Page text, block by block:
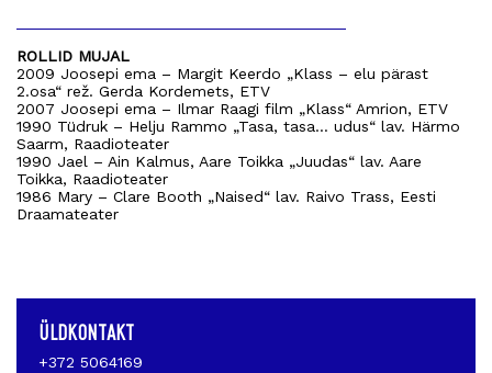
ROLLID MUJAL
2009 Joosepi ema – Margit Keerdo „Klass – elu pärast
2.osa“ rež. Gerda Kordemets, ETV
2007 Joosepi ema – Ilmar Raagi film „Klass“ Amrion, ETV
1990 Tüdruk – Helju Rammo „Tasa, tasa… udus“ lav. Härmo
Saarm, Raadioteater
1990 Jael – Ain Kalmus, Aare Toikka „Juudas“ lav. Aare
Toikka, Raadioteater
1986 Mary – Clare Booth „Naised“ lav. Raivo Trass, Eesti
Draamateater
ÜLDKONTAKT
+372 5064169